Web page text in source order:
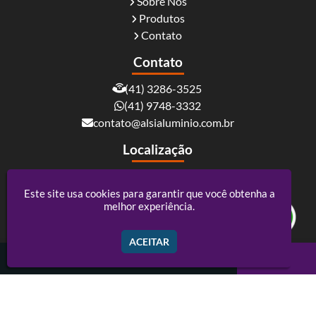
Produtos
Contato
Contato
(41) 3286-3525
(41) 9748-3332
contato@alsialuminio.com.br
Localização
Curitiba / PR - CEP: 81730-060
Este site usa cookies para garantir que você obtenha a
melhor experiência.
ACEITAR